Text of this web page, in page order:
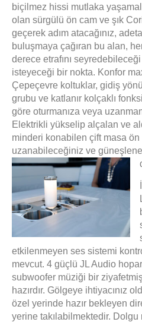
biçilmez hissi mutlaka
olan sürgülü ön cam ve şık
geçerek adım atacağınız,
buluşmaya çağıran bu alan,
derece etrafını
isteyeceği bir nokta. Konfor
Çepeçevre koltuklar, gidiş
grubu ve katlanır kolçaklı
göre oturmanıza veya
Elektrikli yükselip alçalan ve
minderi konabilen çift masa ön
uzanabileceğiniz ve
etkilenmeyen ses sistemi
mevcut. 4 güçlü JL Audio
subwoofer müziği bir
hazırdır. Gölgeye ihtiyacınız
özel yerinde hazır bekleyen
yerine takılabilmektedir. Dolgu